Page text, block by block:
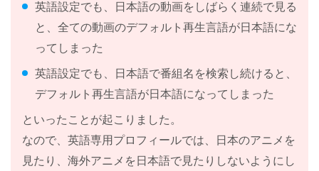
英語設定でも、日本語の動画をしばらく連続で見る
と、全ての動画のデフォルト再生言語が日本語にな
ってしまった
英語設定でも、日本語で番組名を検索し続けると、
デフォルト再生言語が日本語になってしまった
といったことが起こりました。
なので、英語専用プロフィールでは、日本のアニメを
見たり、海外アニメを日本語で見たりしないようにし